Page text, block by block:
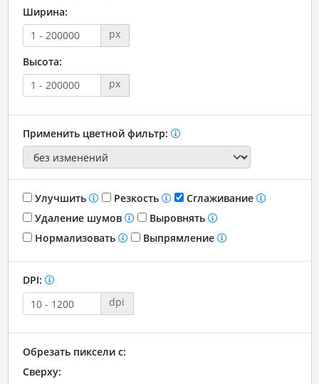
Ширина:
px
Высота:
px
Применить цветной фильтр:
Улучшить Резкость
Сглаживание
Удаление шумов
Выровнять
Нормализовать
Выпрямление
DPI:
dpi
Обрезать пиксели с:
Сверху: